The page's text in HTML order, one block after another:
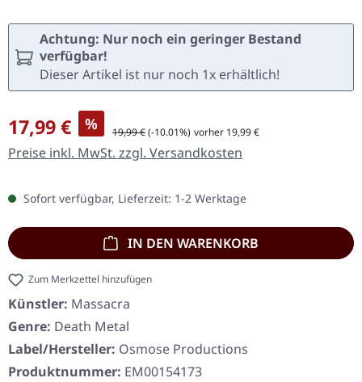
Achtung: Nur noch ein geringer Bestand
verfügbar!
Dieser Artikel ist nur noch 1x erhältlich!
Verkaufspreis:
17,99 € % Regulärer Preis:
19,99 €(-10.01%) vorher 19,99 €
Preise inkl. MwSt. zzgl. Versandkosten
Sofort verfügbar, Lieferzeit: 1-2 Werktage
IN DEN WARENKORB
Zum Merkzettel hinzufügen
Künstler: Massacra
Genre: Death Metal
Label/Hersteller: Osmose Productions
Produktnummer: EM00154173